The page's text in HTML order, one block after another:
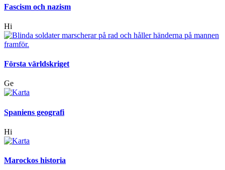
Fascism och nazism
Hi
Första världskriget
Ge
Spaniens geografi
Hi
Marockos historia